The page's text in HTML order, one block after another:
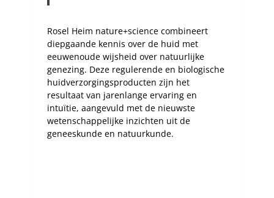
Rosel Heim nature+science combineert
diepgaande kennis over de huid met
eeuwenoude wijsheid over natuurlijke
genezing. Deze regulerende en biologische
huidverzorgingsproducten zijn het
resultaat van jarenlange ervaring en
intuïtie, aangevuld met de nieuwste
wetenschappelijke inzichten uit de
geneeskunde en natuurkunde.